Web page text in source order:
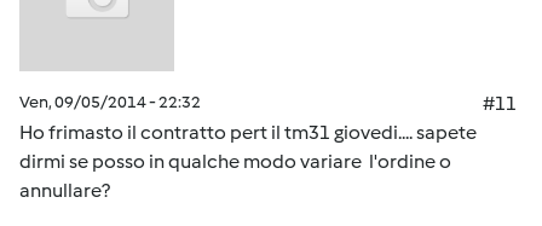
Ven, 09/05/2014 - 22:32
#11
Ho frimasto il contratto pert il tm31 giovedi.... sapete
dirmi se posso in qualche modo variare l'ordine o
annullare?